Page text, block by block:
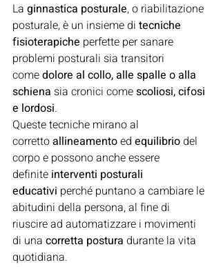
La ginnastica posturale, o riabilitazione
posturale, è un insieme di tecniche
fisioterapiche perfette per sanare
problemi posturali sia transitori
come dolore al collo, alle spalle o alla
schiena sia cronici come scoliosi, cifosi
e lordosi.
Queste tecniche mirano al
corretto allineamento ed equilibrio del
corpo e possono anche essere
definite interventi posturali
educativi perché puntano a cambiare le
abitudini della persona, al fine di
riuscire ad automatizzare i movimenti
di una corretta postura durante la vita
quotidiana.